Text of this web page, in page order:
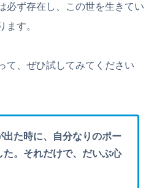
必ず存在し、この世を生きてい
ます。
て、ぜひ試してみてください
た時に、自分なりのポー
た。それだけで、だいぶ心